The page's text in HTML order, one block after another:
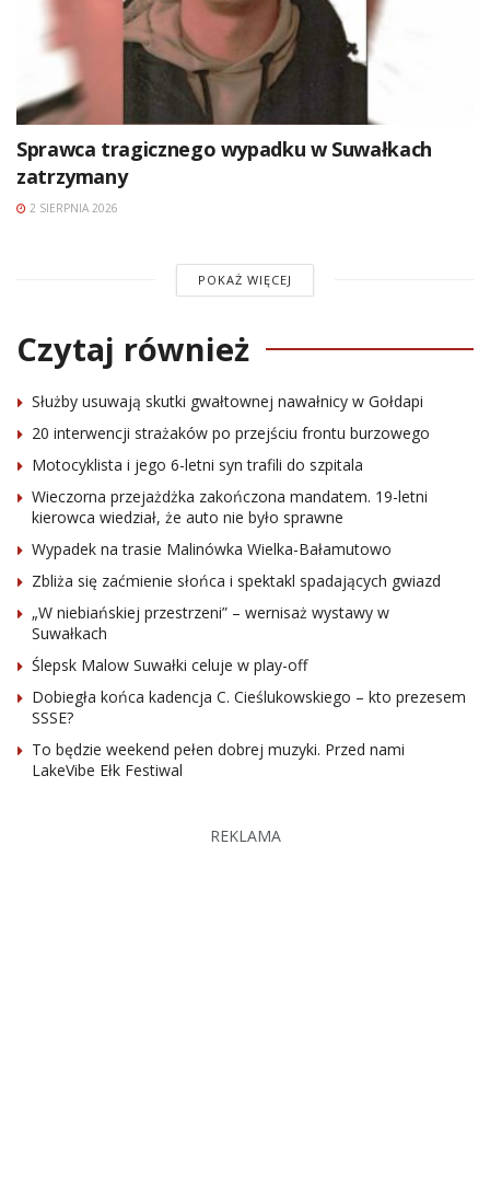
Sprawca tragicznego wypadku w Suwałkach
zatrzymany
2 SIERPNIA 2026
POKAŻ WIĘCEJ
Czytaj również
Służby usuwają skutki gwałtownej nawałnicy w Gołdapi
20 interwencji strażaków po przejściu frontu burzowego
Motocyklista i jego 6-letni syn trafili do szpitala
Wieczorna przejażdżka zakończona mandatem. 19-letni
kierowca wiedział, że auto nie było sprawne
Wypadek na trasie Malinówka Wielka-Bałamutowo
Zbliża się zaćmienie słońca i spektakl spadających gwiazd
„W niebiańskiej przestrzeni” – wernisaż wystawy w
Suwałkach
Ślepsk Malow Suwałki celuje w play-off
Dobiegła końca kadencja C. Cieślukowskiego – kto prezesem
SSSE?
To będzie weekend pełen dobrej muzyki. Przed nami
LakeVibe Ełk Festiwal
REKLAMA